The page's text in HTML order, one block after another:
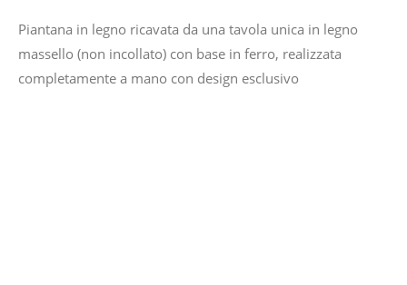
Piantana in legno ricavata da una tavola unica in legno
massello (non incollato) con base in ferro, realizzata
completamente a mano con design esclusivo